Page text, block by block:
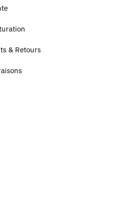
& Retours